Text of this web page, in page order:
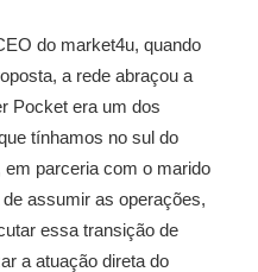
do market4u, quando
a rede abraçou a
Pocket era um dos
tínhamos no sul do
parceria com o marido
assumir as operações,
essa transição de
a atuação direta do